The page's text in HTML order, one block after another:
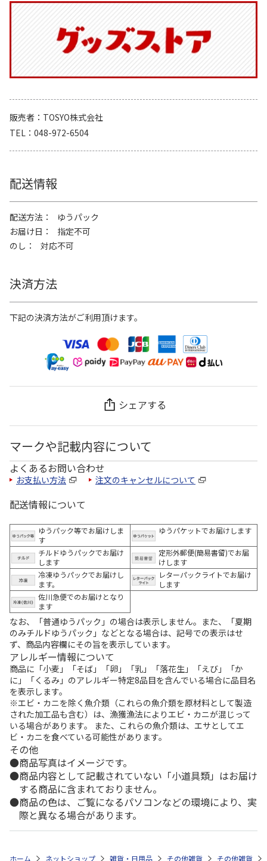
販売者
TOSYO株式会社
TEL
048-972-6504
配送情報
配送方法
ゆうパック
お届け日
指定不可
のし
対応不可
決済方法
下記の決済方法がご利用頂けます。
シェアする
マークや記載内容について
よくあるお問い合わせ
お支払い方法 注文のキャンセルについて
配送情報について
ゆうパック等でお届けしま
す
ゆうパケットでお届けします
チルドゆうパックでお届け
します
定形外郵便(簡易書留)でお届
けします
冷凍ゆうパックでお届けし
ます。
レターパックライトでお届け
します
佐川急便でのお届けとなり
ます
なお、「普通ゆうパック」の場合は表示しません。また、「夏期
のみチルドゆうパック」などとなる場合は、記号での表示はせ
ず、商品内容欄にその旨を表示しています。
アレルギー情報について
商品に「小麦」「そば」「卵」「乳」「落花生」「えび」「か
に」「くるみ」のアレルギー特定8品目を含んでいる場合に品目名
を表示します。
※エビ・カニを除く魚介類（これらの魚介類を原材料として製造
された加工品も含む）は、漁獲漁法によりエビ・カニが混じって
いる場合があります。 また、これらの魚介類は、エサとしてエ
ビ・カニを食べている可能性があります。
その他
商品写真はイメージです。
商品内容として記載されていない「小道具類」はお届け
する商品に含まれておりません。
商品の色は、ご覧になるパソコンなどの環境により、実
際と異なる場合があります。
ホーム ネットショップ 雑貨・日用品 その他雑貨 その他雑貨